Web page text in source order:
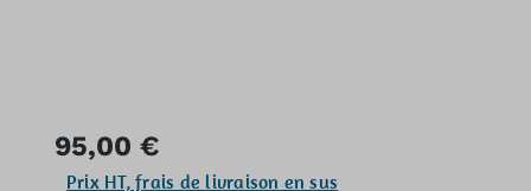
Prix régulier :
95,00 €
Prix HT, frais de livraison en sus